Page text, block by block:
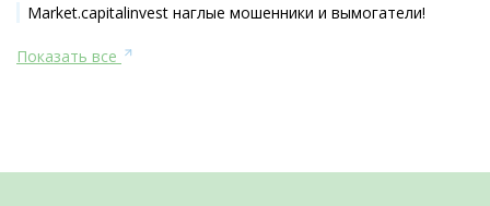
Market.capitalinvest наглые мошенники и вымогатели!
Показать все